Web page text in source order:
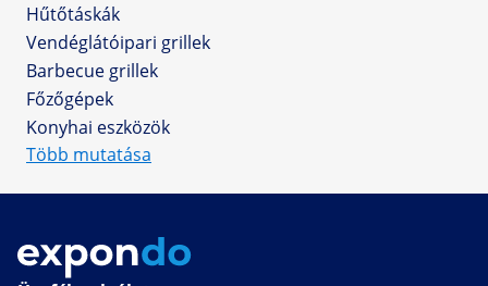
Hűtőtáskák
Vendéglátóipari grillek
Barbecue grillek
Főzőgépek
Konyhai eszközök
Több mutatása